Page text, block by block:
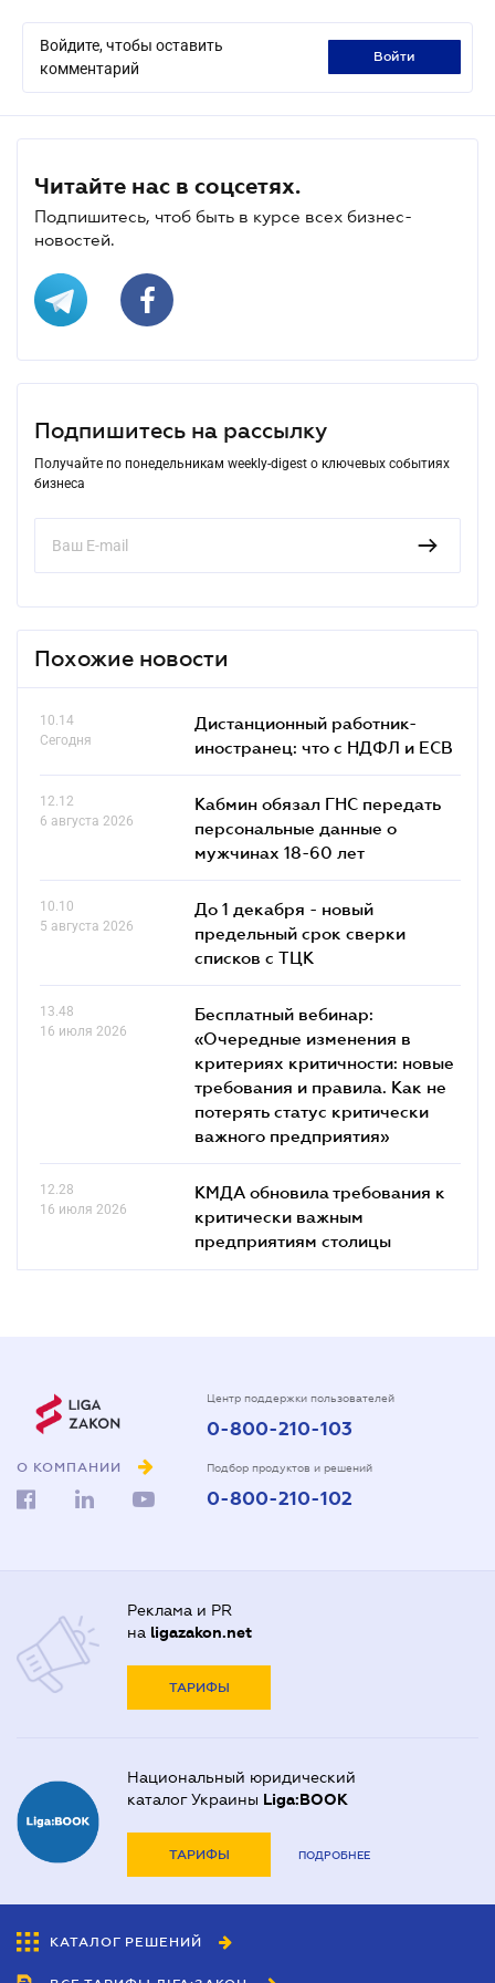
Войдите, чтобы оставить
комментарий
войти
Читайте нас в соцсетях.
Подпишитесь, чтоб быть в курсе всех бизнес-
новостей.
Подпишитесь на рассылку
Получайте по понедельникам weekly-digest о ключевых событиях
бизнеса
Похожие новости
10.14
Сегодня
Дистанционный работник-
иностранец: что с НДФЛ и ЕСВ
12.12
6 августа 2026
Кабмин обязал ГНС передать
персональные данные о
мужчинах 18-60 лет
10.10
5 августа 2026
До 1 декабря - новый
предельный срок сверки
списков c ТЦК
13.48
16 июля 2026
Бесплатный вебинар:
«Очередные изменения в
критериях критичности: новые
требования и правила. Как не
потерять статус критически
важного предприятия»
12.28
16 июля 2026
КМДА обновила требования к
критически важным
предприятиям столицы
О КОМПАНИИ
Центр поддержки пользователей
0-800-210-103
Подбор продуктов и решений
0-800-210-102
Реклама и PR
на ligazakon.net
ТАРИФЫ
Национальный юридический
каталог Украины Liga:BOOK
ТАРИФЫ ПОДРОБНЕЕ
КАТАЛОГ РЕШЕНИЙ